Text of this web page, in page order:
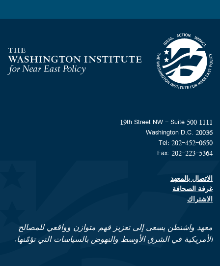
Homepage
1111 19th Street NW - Suite 500
Washington D.C. 20036
Tel: 202-452-0650
Fax: 202-223-5364
Footer contact links
الاتصال بالمعهد
غرفة الصحافة
الاشتراك
معهد واشنطن يسعى إلى تعزيز فهم متوازن وواقعي للمصالح
الأمريكية في الشرق الأوسط والنهوض بالسياسات التي تؤمّنها.